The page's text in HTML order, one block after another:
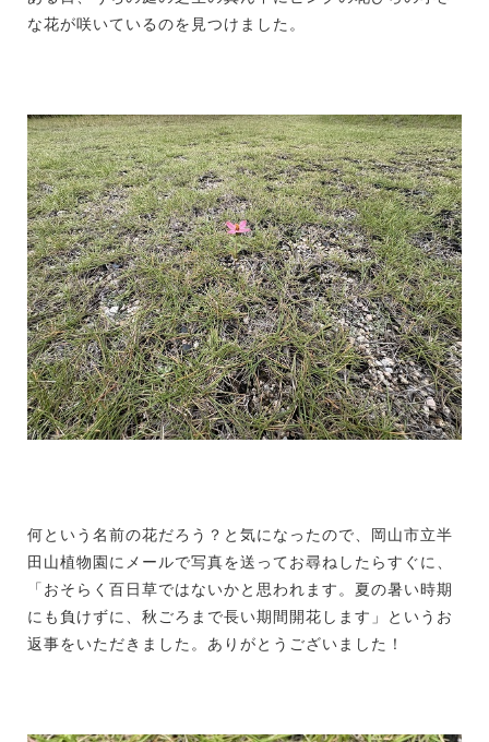
な花が咲いているのを見つけました。
何という名前の花だろう？と気になったので、岡山市立半
田山植物園にメールで写真を送ってお尋ねしたらすぐに、
「おそらく百日草ではないかと思われます。夏の暑い時期
にも負けずに、秋ごろまで長い期間開花します」というお
返事をいただきました。ありがとうございました！